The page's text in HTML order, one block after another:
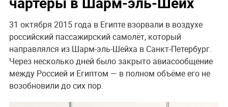
31 октября 2015 года в Египте взорвали в воздухе
российский пассажирский самолёт, который
направлялся из Шарм-эль-Шейха в Санкт-Петербург.
Через несколько дней было закрыто авиасообщение
между Россией и Египтом — в полном объёме его не
возобновили до сих пор.